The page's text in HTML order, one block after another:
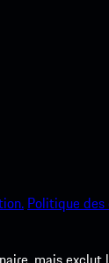
Politique des